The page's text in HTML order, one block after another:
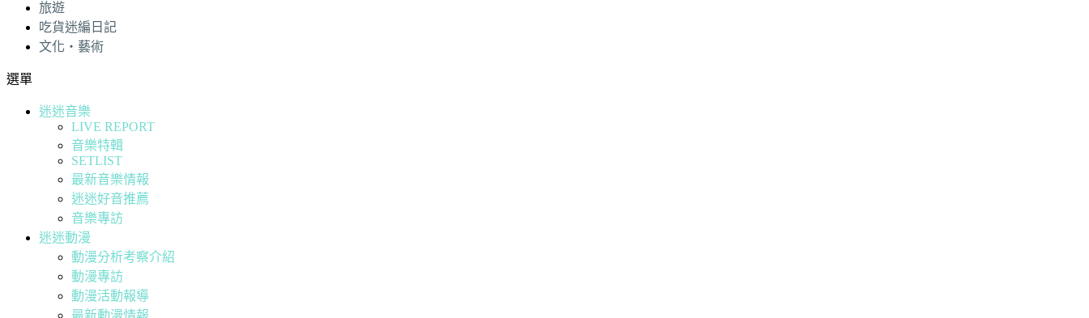
旅遊
吃貨迷編日記
文化・藝術
選單
迷迷音樂
LIVE REPORT
音樂特輯
SETLIST
最新音樂情報
迷迷好音推薦
音樂專訪
迷迷動漫
動漫分析考察介紹
動漫專訪
動漫活動報導
最新動漫情報